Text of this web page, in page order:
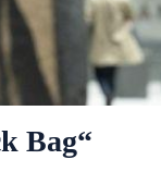
Bag“